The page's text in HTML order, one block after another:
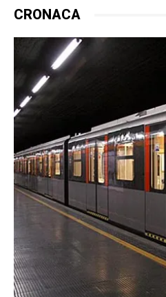
CRONACA